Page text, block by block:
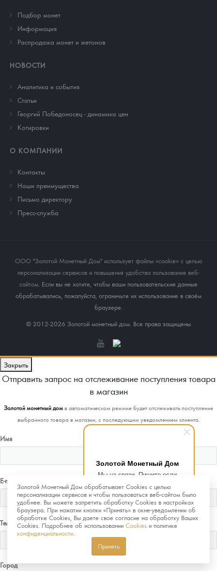
Золотой Монетный Дом
Мы на связи. Пишите если
возникнут любые вопросы.
Рады помочь.
Подбор монет
Информация
Распродажа монет и жетонов
НОВОСТИ
Аналитика и события
Cтатьи
Георгий Победоносец - динамика цен
Котировки
О КОМПАНИИ
Контакты
Наши преимущества
Письмо директору
Пресс-служба
ООО "Золотой Монетный Дом" использует файлы «cookie» с целью
персонализации сервисов и повышения удобства пользования веб-
сайтом. Если вы не хотите, чтобы ваши пользовательские данные
обрабатывались, пожалуйста, ограничьте их использование в своём
браузере.
© 2012-2026 Золотой монетный дом. Все права защищены
Золотой Монетный Дом обрабатывает Cookies с целью
персонализации сервисов и чтобы пользоваться веб-сайтом было
удобнее. Вы можете запретить обработку Cookies в настройках
браузера. При нажатии кнопки «Принять» в окне-уведомлении об
обработке Cookies, Вы даете свое согласие на обработку Ваших
Cookies. Подробнее об использовании Cookies и политике
конфиденциальности
Принять
Закрыть
Отправить запрос на отслеживание поступления товара
в магазин
Золотой монетный домв автоматическом режиме будет отслеживать поступление
выбранного товара в магазин, с последующим уведомлением клиента.
Имя
E-mail
Телефон
Город